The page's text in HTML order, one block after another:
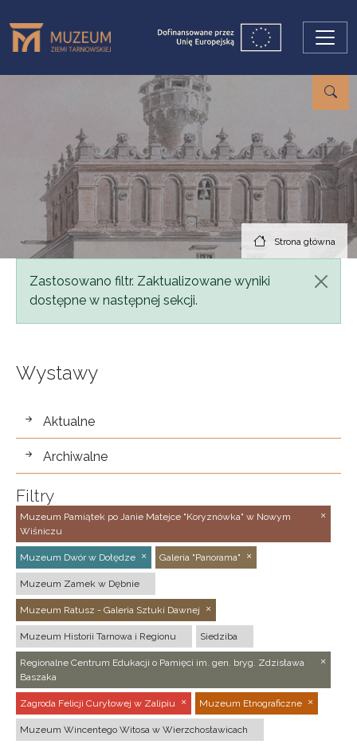
Strona główna
Komunikat
Zastosowano filtr. Zaktualizowane wyniki
dostępne w następnej sekcji.
Wystawy
wystawy
Aktualne
Archiwalne
Filtry
Muzeum Pamiątek po Janie Matejce "Koryznówka" w Nowym
Wiśniczu
Muzeum Dwór w Dołędze Galeria "Panorama"
Muzeum Zamek w Dębnie
Muzeum Ratusz - Galeria Sztuki Dawnej
Muzeum Historii Tarnowa i Regionu Siedziba
Regionalne Centrum Edukacji o Pamięci im. gen. bryg. Zdzisława
Baszaka
Zagroda Felicji Curyłowej w Zalipiu Muzeum Etnograficzne
Muzeum Wincentego Witosa w Wierzchosławicach